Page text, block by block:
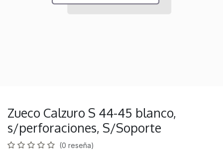
Zueco Calzuro S 44-45 blanco,
s/perforaciones, S/Soporte
(0 reseña)